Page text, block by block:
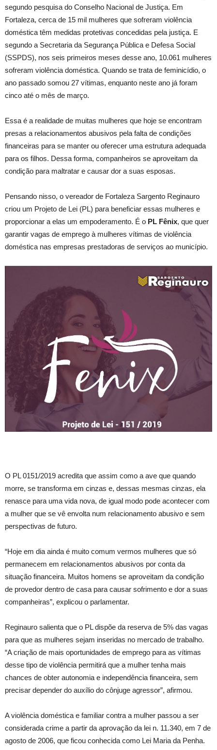
segundo pesquisa do Conselho Nacional de Justiça. Em
Fortaleza, cerca de 15 mil mulheres que sofreram violência
doméstica têm medidas protetivas concedidas pela justiça. E
segundo a Secretaria da Segurança Pública e Defesa Social
(SSPDS), nos seis primeiros meses desse ano, 10.061 mulheres
sofreram violência doméstica. Quando se trata de feminicídio, o
ano passado somou 27 vítimas, enquanto neste ano já foram
cinco até o mês de março.
Essa é a realidade de muitas mulheres que hoje se encontram
presas a relacionamentos abusivos pela falta de condições
financeiras para se manter ou oferecer uma estrutura adequada
para os filhos. Dessa forma, companheiros se aproveitam da
condição para maltratar e causar dor a suas esposas.
Pensando nisso, o vereador de Fortaleza Sargento Reginauro
criou um Projeto de Lei (PL) para beneficiar essas mulheres e
proporcionar a elas um empoderamento. É o PL Fênix, que quer
garantir vagas de emprego à mulheres vítimas de violência
doméstica nas empresas prestadoras de serviços ao município.
O PL 0151/2019 acredita que assim como a ave que quando
morre, se transforma em cinzas e, dessas mesmas cinzas, ela
renasce para uma vida nova, de igual modo pode acontecer com
a mulher que se vê envolta num relacionamento abusivo e sem
perspectivas de futuro.
“Hoje em dia ainda é muito comum vermos mulheres que só
permanecem em relacionamentos abusivos por conta da
situação financeira. Muitos homens se aproveitam da condição
de provedor dentro de casa para causar sofrimento e dor a suas
companheiras”, explicou o parlamentar.
Reginauro salienta que o PL dispõe da reserva de 5% das vagas
para que as mulheres sejam inseridas no mercado de trabalho.
“A criação de mais oportunidades de emprego para as vítimas
desse tipo de violência permitirá que a mulher tenha mais
chances de obter autonomia e independência financeira, sem
precisar depender do auxílio do cônjuge agressor”, afirmou.
A violência doméstica e familiar contra a mulher passou a ser
considerada crime a partir da aprovação da lei n. 11.340, em 7 de
agosto de 2006, que ficou conhecida como Lei Maria da Penha.